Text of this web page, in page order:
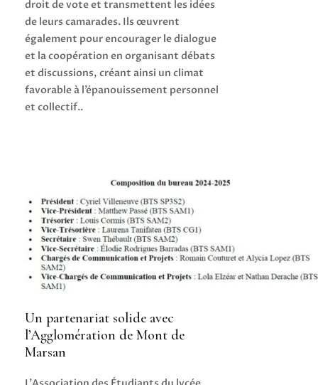
droit de vote et transmettent les idées
de leurs camarades. Ils œuvrent
également pour encourager le dialogue
et la coopération en organisant débats
et discussions, créant ainsi un climat
favorable à l’épanouissement personnel
et collectif..
Un partenariat solide avec
l’Agglomération de Mont de
Marsan